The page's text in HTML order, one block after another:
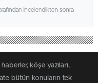
incelendikten sonra
köşe yazıları,
bütün konuların tek